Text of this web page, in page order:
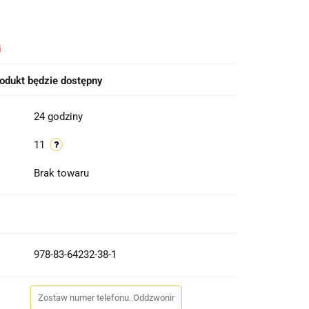
będzie dostępny
24 godziny
11
Brak towaru
978-83-64232-38-1